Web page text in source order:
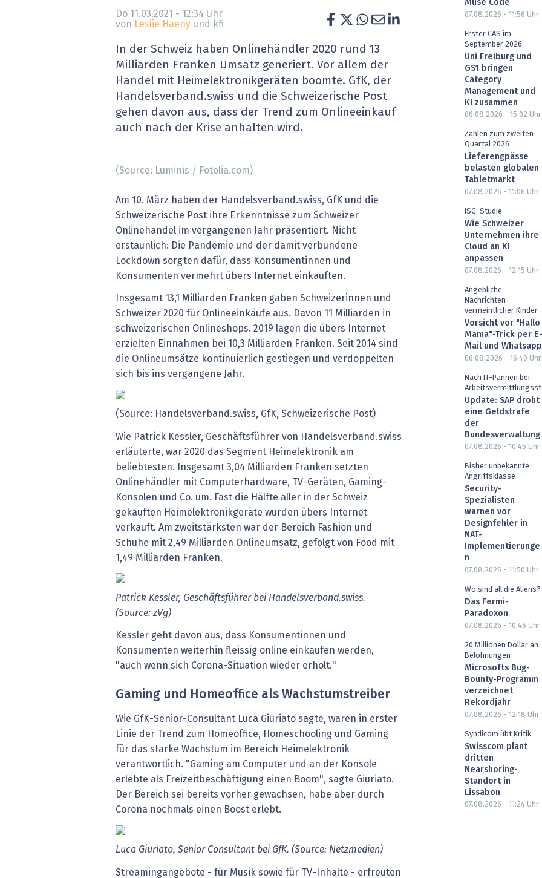
» alle News Gesundheit wird digital
Blockchain
EU-DSGVO
XaaS, Managed Services & Co.
Digital Banking
IT for Health
Artificial Intelligence
Finance 2030
Fintech & Insurtech
Professional AV & Digital Signage
Do 11.03.2021 - 12:34 Uhr
von Leslie Haeny und kfi
In der Schweiz haben Onlinehändler 2020 rund 13
Milliarden Franken Umsatz generiert. Vor allem der
Handel mit Heimelektronikgeräten boomte. GfK, der
Handelsverband.swiss und die Schweizerische Post
gehen davon aus, dass der Trend zum Onlineeinkauf
auch nach der Krise anhalten wird.
(Source: Luminis / Fotolia.com)
Am 10. März haben der Handelsverband.swiss, GfK und die
Schweizerische Post ihre Erkenntnisse zum Schweizer
Onlinehandel im vergangenen Jahr präsentiert. Nicht
erstaunlich: Die Pandemie und der damit verbundene
Lockdown sorgten dafür, dass Konsumentinnen und
Konsumenten vermehrt übers Internet einkauften.
Insgesamt 13,1 Milliarden Franken gaben Schweizerinnen und
Schweizer 2020 für Onlineeinkäufe aus. Davon 11 Milliarden in
schweizerischen Onlineshops. 2019 lagen die übers Internet
erzielten Einnahmen bei 10,3 Milliarden Franken. Seit 2014 sind
die Onlineumsätze kontinuierlich gestiegen und verdoppelten
sich bis ins vergangene Jahr.
(Source: Handelsverband.swiss, GfK, Schweizerische Post)
Wie Patrick Kessler, Geschäftsführer von Handelsverband.swiss
erläuterte, war 2020 das Segment Heimelektronik am
beliebtesten. Insgesamt 3,04 Milliarden Franken setzten
Onlinehändler mit Computerhardware, TV-Geräten, Gaming-
Konsolen und Co. um. Fast die Hälfte aller in der Schweiz
gekauften Heimelektronikgeräte wurden übers Internet
verkauft. Am zweitstärksten war der Bereich Fashion und
Schuhe mit 2,49 Milliarden Onlineumsatz, gefolgt von Food mit
1,49 Milliarden Franken.
Patrick Kessler, Geschäftsführer bei Handelsverband.swiss.
(Source: zVg)
Kessler geht davon aus, dass Konsumentinnen und
Konsumenten weiterhin fleissig online einkaufen werden,
"auch wenn sich Corona-Situation wieder erholt."
Gaming und Homeoffice als Wachstumstreiber
Wie GfK-Senior-Consultant Luca Giuriato sagte, waren in erster
Linie der Trend zum Homeoffice, Homeschooling und Gaming
für das starke Wachstum im Bereich Heimelektronik
verantwortlich. "Gaming am Computer und an der Konsole
erlebte als Freizeitbeschäftigung einen Boom", sagte Giuriato.
Der Bereich sei bereits vorher gewachsen, habe aber durch
Corona nochmals einen Boost erlebt.
Luca Giuriato, Senior Consultant bei GfK. (Source: Netzmedien)
Streamingangebote - für Musik sowie für TV-Inhalte - erfreuten
Muse Code
07.08.2026 - 11:56 Uhr
Erster CAS im
September 2026
Uni Freiburg und
GS1 bringen
Category
Management und
KI zusammen
06.08.2026 - 15:02 Uhr
Zahlen zum zweiten
Quartal 2026
Lieferengpässe
belasten globalen
Tabletmarkt
07.08.2026 - 11:06 Uhr
ISG-Studie
Wie Schweizer
Unternehmen ihre
Cloud an KI
anpassen
07.08.2026 - 12:15 Uhr
Angebliche
Nachrichten
vermeintlicher Kinder
Vorsicht vor "Hallo
Mama"-Trick per E-
Mail und Whatsapp
06.08.2026 - 16:40 Uhr
Nach IT-Pannen bei
Update: SAP droht
eine Geldstrafe
der
Bundesverwaltung
07.08.2026 - 10:45 Uhr
Bisher unbekannte
Angriffsklasse
Security-
Spezialisten
warnen vor
Designfehler in
NAT-
Implementierunge
n
07.08.2026 - 11:50 Uhr
Wo sind all die Aliens?
Das Fermi-
Paradoxon
07.08.2026 - 10:46 Uhr
20 Millionen Dollar an
Belohnungen
Microsofts Bug-
Bounty-Programm
verzeichnet
Rekordjahr
07.08.2026 - 12:18 Uhr
Syndicom übt Kritik
Swisscom plant
dritten
Nearshoring-
Standort in
Lissabon
07.08.2026 - 11:24 Uhr